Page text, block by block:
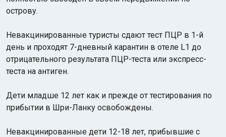
острову.
Невакцинированные туристы сдают тест ПЦР в 1-й
день и проходят 7-дневный карантин в отеле L1 до
отрицательного результата ПЦР-теста или экспресс-
теста на антиген.
Дети младше 12 лет как и прежде от тестирования по
прибытии в Шри-Ланку освобождены.
Невакцинированные дети 12-18 лет, прибывшие с